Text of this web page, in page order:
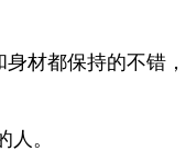
材都保持的不错，
人。